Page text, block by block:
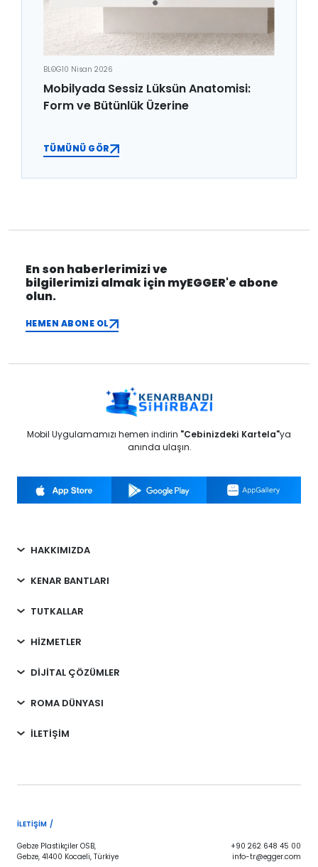
BLOG10 Nisan 2026
Mobilyada Sessiz Lüksün Anatomisi:
Form ve Bütünlük Üzerine
TÜMÜNÜ GÖR
En son haberlerimizi ve
bilgilerimizi almak için myEGGER'e abone
olun.
HEMEN ABONE OL
Mobil Uygulamamızı hemen indirin "Cebinizdeki Kartela"ya
anında ulaşın.
HAKKIMIZDA
KENAR BANTLARI
TUTKALLAR
HİZMETLER
DİJİTAL ÇÖZÜMLER
ROMA DÜNYASI
İLETİŞİM
İLETIŞIM /
Gebze Plastikçiler OSB,
Gebze, 41400 Kocaeli, Türkiye
+90 262 648 45 00
info-tr@egger.com